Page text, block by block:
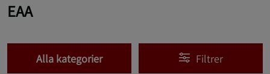
EAA
Alla kategorier Filtrer